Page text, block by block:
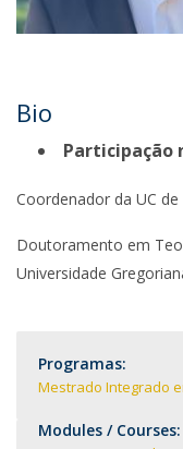
Bio
Participação
Coordenador da UC
Doutoramento em
Universidade
Programas:
Mestrado Integrado
Modules / Courses: